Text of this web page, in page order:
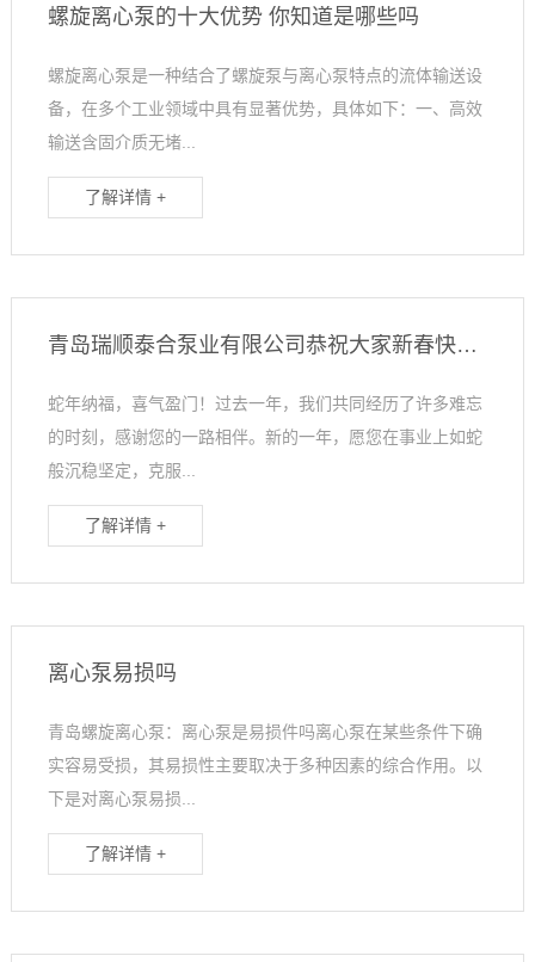
螺旋离心泵的十大优势 你知道是哪些吗
螺旋离心泵是一种结合了螺旋泵与离心泵特点的流体输送设
备，在多个工业领域中具有显著优势，具体如下：一、高效
输送含固介质无堵...
了解详情 +
青岛瑞顺泰合泵业有限公司恭祝大家新春快乐！
蛇年纳福，喜气盈门！过去一年，我们共同经历了许多难忘
的时刻，感谢您的一路相伴。新的一年，愿您在事业上如蛇
般沉稳坚定，克服...
了解详情 +
离心泵易损吗
青岛螺旋离心泵：离心泵是易损件吗离心泵在某些条件下确
实容易受损，其易损性主要取决于多种因素的综合作用。以
下是对离心泵易损...
了解详情 +